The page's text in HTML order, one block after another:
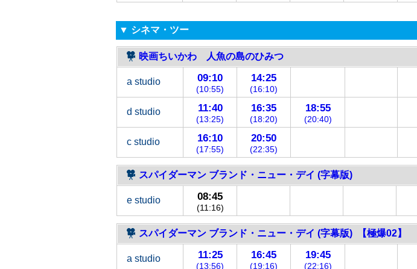
▼ シネマ・ツー
映画ちいかわ 人魚の島のひみつ
a studio 09:10
(10:55)
14:25
(16:10)
d studio 11:40
(13:25)
16:35
(18:20)
18:55
(20:40)
c studio 16:10
(17:55)
20:50
(22:35)
スパイダーマン ブランド・ニュー・デイ (字幕版)
e studio 08:45
(11:16)
スパイダーマン ブランド・ニュー・デイ (字幕版) 【極爆02】
a studio 11:25
(13:56)
16:45
(19:16)
19:45
(22:16)